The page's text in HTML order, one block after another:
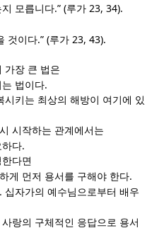
모릅니다.” (루가 23, 34).
것이다.” (루가 23, 43).
가장 큰 법은
법이다.
키는 최상의 해방이 여기에 있
시작하는 관계에서는
하다.
다면
게 먼저 용서를 구해야 한다.
. 십자가의 예수님으로부터 배우
랑의 구체적인 응답으로 용서